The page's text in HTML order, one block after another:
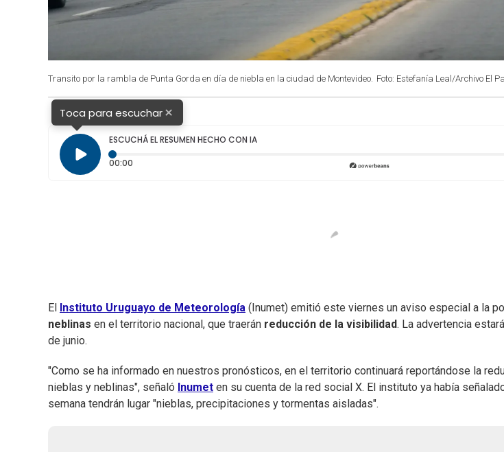
Transito por la rambla de Punta Gorda en día de niebla en la ciudad de Montevideo. Foto: Estefanía Leal/Archivo El
Toca para escuchar×
ESCUCHÁ EL RESUMEN HECHO CON IA
00:00
El Instituto Uruguayo de Meteorología (Inumet) emitió este viernes un aviso especial a la
neblinas en el territorio nacional, que traerán reducción de la visibilidad. La advertencia
de junio.
"Como se ha informado en nuestros pronósticos, en el territorio continuará reportándose la
nieblas y neblinas", señaló Inumet en su cuenta de la red social X. El instituto ya había
semana tendrán lugar "nieblas, precipitaciones y tormentas aisladas".